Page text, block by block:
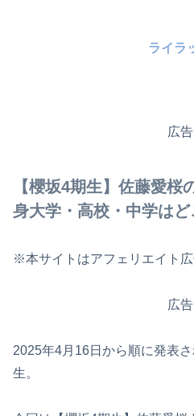
ライラ
広告
【櫻坂4期生】佐藤愛
身大学・高校・中学はど
※本サイトはアフェリエイト広
広告
2025年4月16日から順に発表
生。